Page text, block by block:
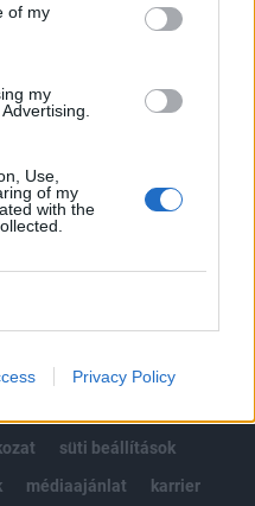
of my
my
Use,
of my
with the
Privacy Policy
év napon belüli
süti beállítások
médiaajánlat karrier